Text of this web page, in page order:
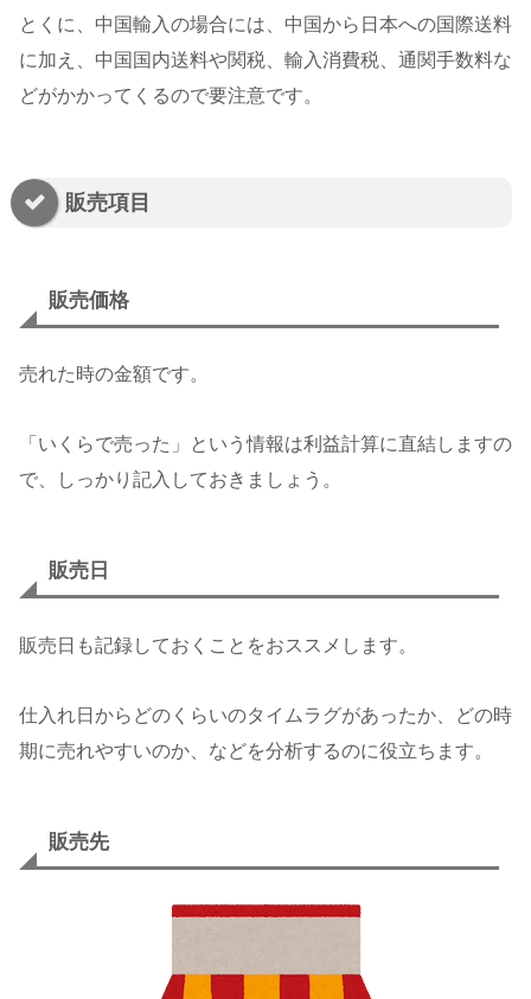
とくに、中国輸入の場合には、中国から日本への国際送料
に加え、中国国内送料や関税、輸入消費税、通関手数料な
どがかかってくるので要注意です。
販売項目
販売価格
売れた時の金額です。
「いくらで売った」という情報は利益計算に直結しますの
で、しっかり記入しておきましょう。
販売日
販売日も記録しておくことをおススメします。
仕入れ日からどのくらいのタイムラグがあったか、どの時
期に売れやすいのか、などを分析するのに役立ちます。
販売先